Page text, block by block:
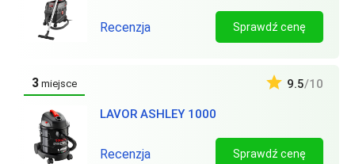
Recenzja Sprawdź cenę
3 miejsce
LAVOR ASHLEY 1000
9.5/10
Recenzja Sprawdź cenę